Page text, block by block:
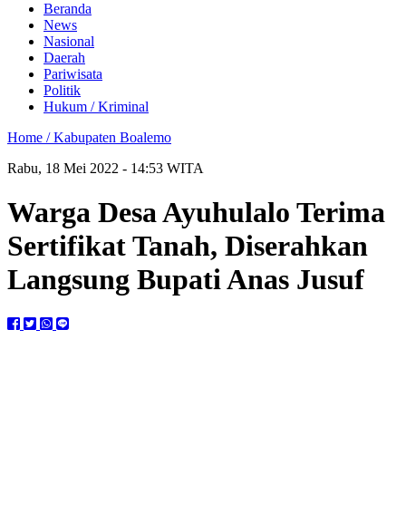
Beranda
News
Nasional
Daerah
Pariwisata
Politik
Hukum / Kriminal
Home /Kabupaten Boalemo
Rabu, 18 Mei 2022 - 14:53 WITA
Warga Desa Ayuhulalo Terima
Sertifikat Tanah, Diserahkan
Langsung Bupati Anas Jusuf